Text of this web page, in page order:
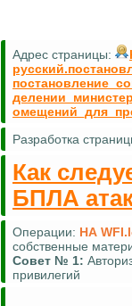
Адрес страницы:
Разработка
Как
БПЛА
Операции: НА
Комментировать
Совет № 2: Для